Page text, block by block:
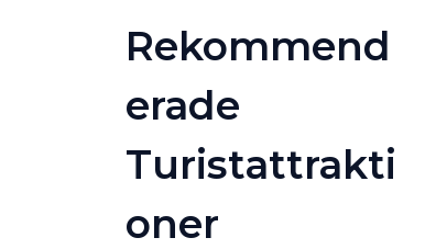
Rekommend
Erade
Turistattrakti
Oner